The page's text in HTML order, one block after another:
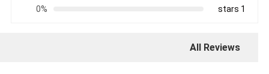
1 stars
0%
All Reviews